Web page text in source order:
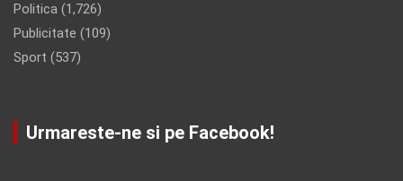
Politica (1,726)
Publicitate (109)
Sport (537)
Urmareste-ne si pe Facebook!